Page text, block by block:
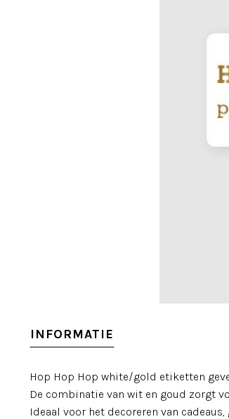
INFORMATIE
Hop Hop Hop white/gold etiketten
De combinatie van wit en goud zorgt
Ideaal voor het decoreren van